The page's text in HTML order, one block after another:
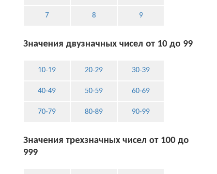
7 8 9
Значения двузначных чисел от 10 до 99
10-19 20-29 30-39
40-49 50-59 60-69
70-79 80-89 90-99
Значения трехзначных чисел от 100 до
999